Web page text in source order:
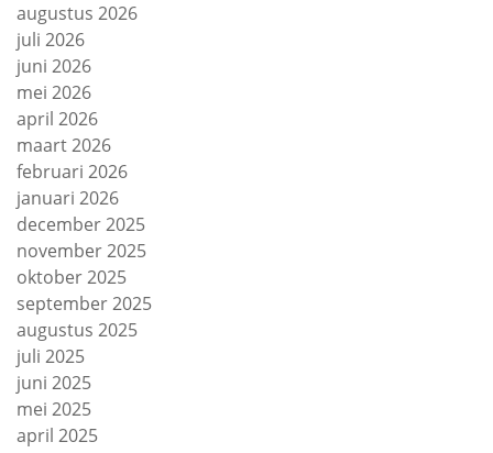
augustus 2026
juli 2026
juni 2026
mei 2026
april 2026
maart 2026
februari 2026
januari 2026
december 2025
november 2025
oktober 2025
september 2025
augustus 2025
juli 2025
juni 2025
mei 2025
april 2025